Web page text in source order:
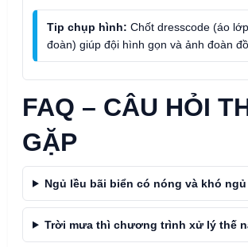
Tip chụp hình: Chốt dresscode (áo
đoàn) giúp đội hình gọn và ảnh đoàn
FAQ – CÂU HỎI
GẶP
Ngủ lều bãi biển có nóng và khó
Trời mưa thì chương trình xử lý thế